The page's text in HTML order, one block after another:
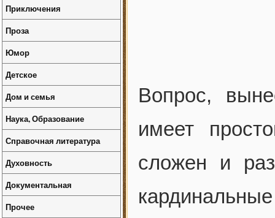
Вопрос,
имеет
сложен и
Приключения
Проза
Юмор
Детское
Дом и семья
Наука, Образование
Справочная литература
Духовность
Документальная
Прочее